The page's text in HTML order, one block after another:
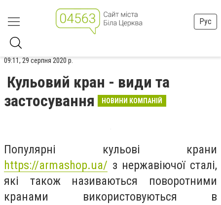
Рус
09:11, 29 серпня 2020 р.
Кульовий кран - види та
застосування
НОВИНИ КОМПАНІЙ
Популярні кульові крани
https://armashop.ua/ з нержавіючої сталі,
які також називаються поворотними
кранами використовуються в